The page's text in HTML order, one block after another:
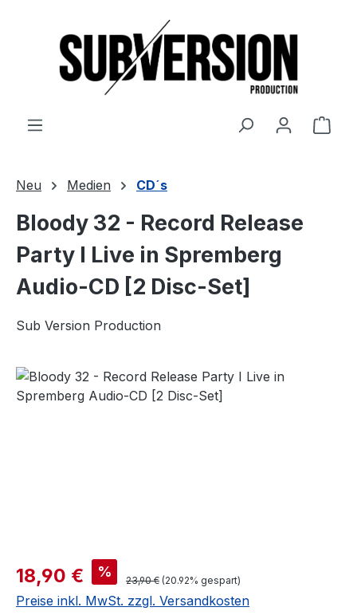
Neu Medien CD´s
Bloody 32 - Record Release
Party I Live in Spremberg
Audio-CD [2 Disc-Set]
Sub Version Production
Verkaufspreis:
18,90 € % Regulärer Preis:
23,90 € (20.92% gespart)
Preise inkl. MwSt. zzgl. Versandkosten